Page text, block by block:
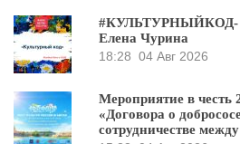
#КУЛЬТУРНЫЙКОД-
Елена Чурина
18:28 04 Авг 2026
Мероприятие в честь
«Договора о
сотрудничестве